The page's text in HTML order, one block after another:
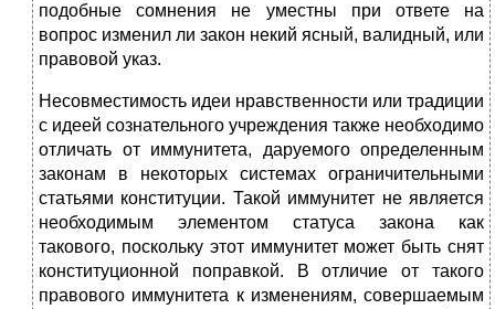
подобные сомнения не уместны при ответе на
вопрос изменил ли закон некий ясный, валидный, или
правовой указ.
Несовместимость идеи нравственности или традиции
с идеей сознательного учреждения также необходимо
отличать от иммунитета, даруемого определенным
законам в некоторых системах ограничительными
статьями конституции. Такой иммунитет не является
необходимым элементом статуса закона как
такового, поскольку этот иммунитет может быть снят
конституционной поправкой. В отличие от такого
правового иммунитета к изменениям, совершаемым